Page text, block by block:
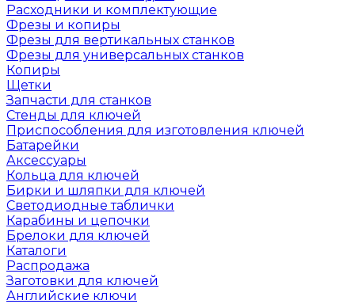
Расходники и комплектующие
Фрезы и копиры
Фрезы для вертикальных станков
Фрезы для универсальных станков
Копиры
Щетки
Запчасти для станков
Стенды для ключей
Приспособления для изготовления ключей
Батарейки
Аксессуары
Кольца для ключей
Бирки и шляпки для ключей
Светодиодные таблички
Карабины и цепочки
Брелоки для ключей
Каталоги
Распродажа
Заготовки для ключей
Английские ключи